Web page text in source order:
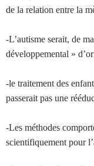
de la relation entre la
-L’autisme serait, de
développemental »
-le traitement des
passerait pas une
-Les méthodes
scientifiquement pour